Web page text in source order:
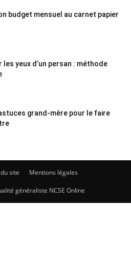
budget mensuel au carnet papier
les yeux d’un persan : méthode
grand-mère pour le faire
site Mentions légales
généraliste NCSE Online